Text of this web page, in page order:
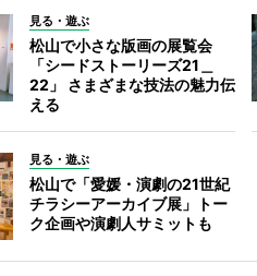
見る・遊ぶ
松山で小さな版画の展覧会
「シードストーリーズ21＿
22」 さまざまな技法の魅力伝
える
見る・遊ぶ
松山で「愛媛・演劇の21世紀
チラシーアーカイブ展」トー
ク企画や演劇人サミットも